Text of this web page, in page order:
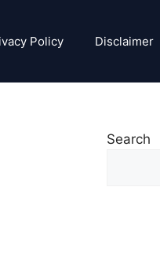
Policy Disclaimer
Search